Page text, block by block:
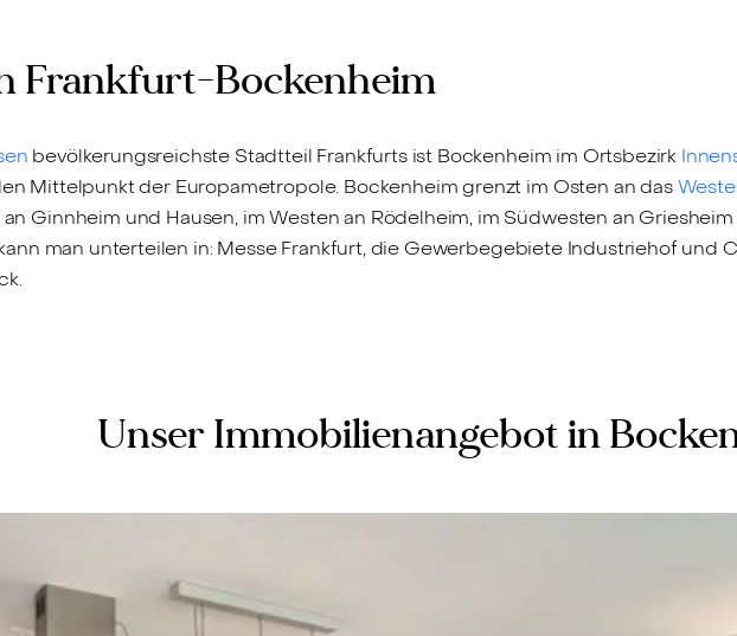
Frankfurt-Bockenheim
bevölkerungsreichste Stadtteil Frankfurts ist Bockenheim im Ortsbezirk
Mittelpunkt der Europametropole. Bockenheim grenzt im Osten an das
Ginnheim und Hausen, im Westen an Rödelheim, im Südwesten an
man unterteilen in: Messe Frankfurt, die Gewerbegebiete Industriehof und
Unser Immobilienangebot in